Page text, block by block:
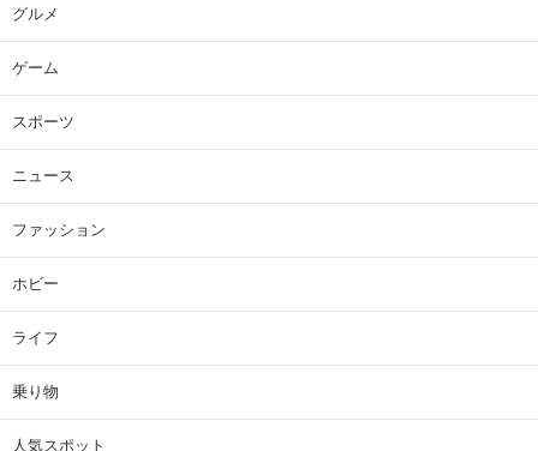
グルメ
ゲーム
スポーツ
ニュース
ファッション
ホビー
ライフ
乗り物
人気スポット